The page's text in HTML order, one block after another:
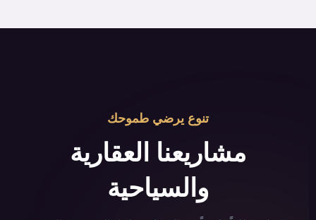
تنوع يرضي طموحك
مشاريعنا العقارية
والسياحية